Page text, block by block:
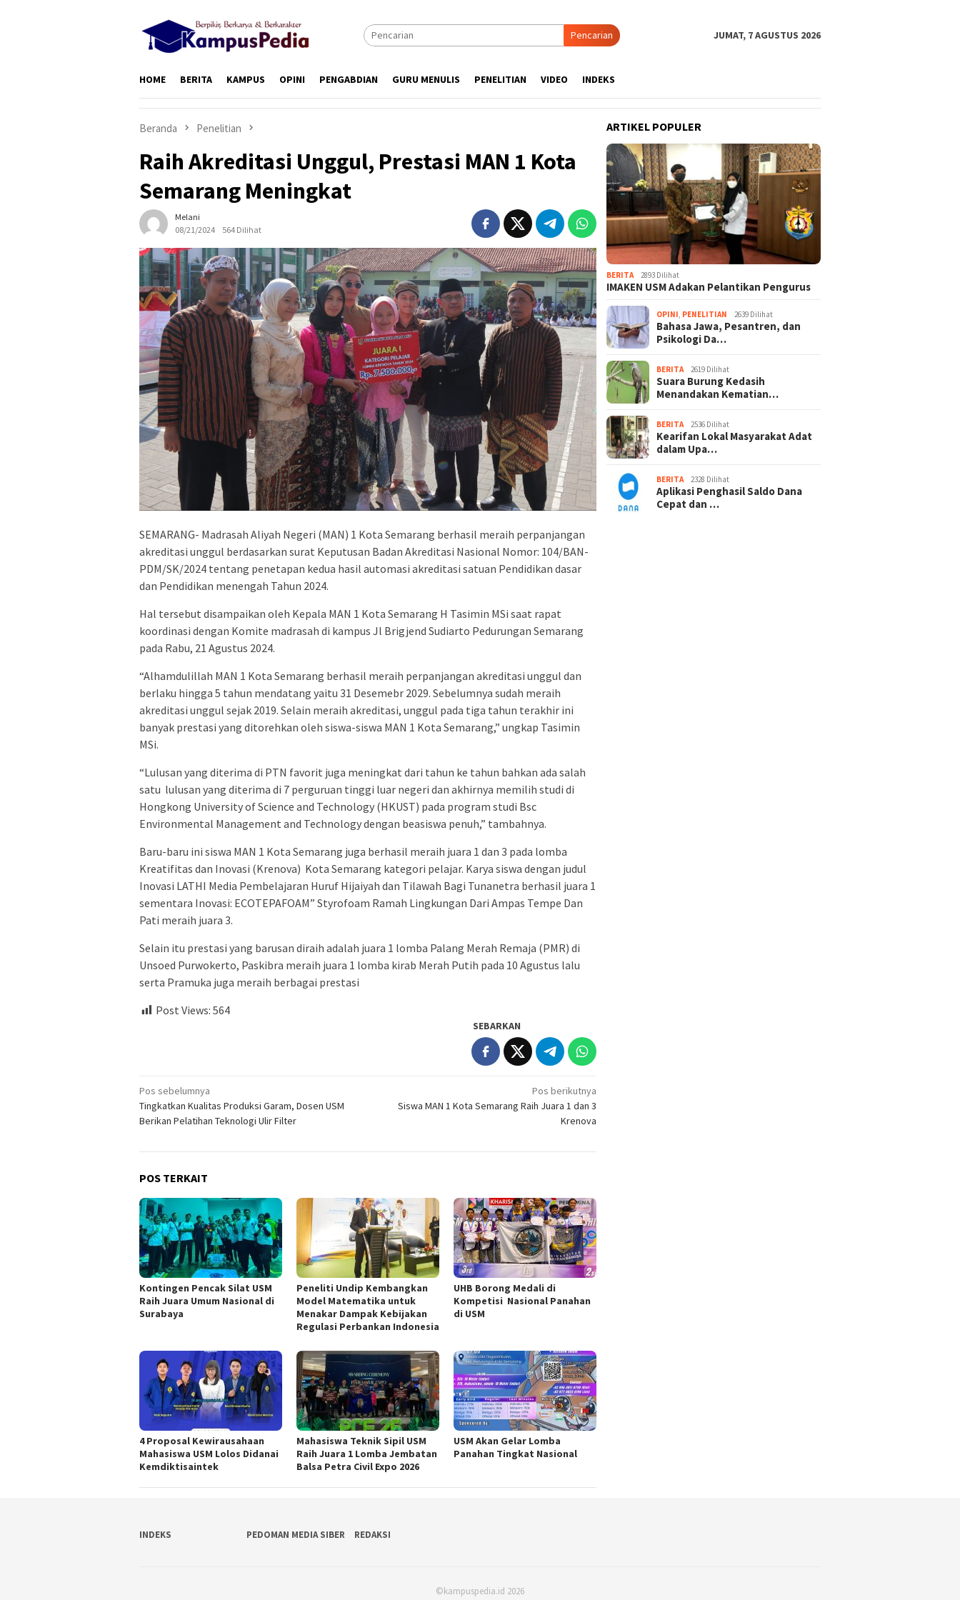
Pencarian JUMAT, 7 AGUSTUS 2026
HOME BERITA KAMPUS OPINI PENGABDIAN GURU MENULIS PENELITIAN VIDEO INDEKS
Beranda Penelitian
Raih Akreditasi Unggul, Prestasi MAN 1 Kota
Semarang Meningkat
Melani
08/21/2024
564 Dilihat
SEMARANG- Madrasah Aliyah Negeri (MAN) 1 Kota Semarang berhasil meraih perpanjangan
akreditasi unggul berdasarkan surat Keputusan Badan Akreditasi Nasional Nomor: 104/BAN-
PDM/SK/2024 tentang penetapan kedua hasil automasi akreditasi satuan Pendidikan dasar
dan Pendidikan menengah Tahun 2024.
Hal tersebut disampaikan oleh Kepala MAN 1 Kota Semarang H Tasimin MSi saat rapat
koordinasi dengan Komite madrasah di kampus Jl Brigjend Sudiarto Pedurungan Semarang
pada Rabu, 21 Agustus 2024.
“Alhamdulillah MAN 1 Kota Semarang berhasil meraih perpanjangan akreditasi unggul dan
berlaku hingga 5 tahun mendatang yaitu 31 Desemebr 2029. Sebelumnya sudah meraih
akreditasi unggul sejak 2019. Selain meraih akreditasi, unggul pada tiga tahun terakhir ini
banyak prestasi yang ditorehkan oleh siswa-siswa MAN 1 Kota Semarang,” ungkap Tasimin
MSi.
“Lulusan yang diterima di PTN favorit juga meningkat dari tahun ke tahun bahkan ada salah
satu lulusan yang diterima di 7 perguruan tinggi luar negeri dan akhirnya memilih studi di
Hongkong University of Science and Technology (HKUST) pada program studi Bsc
Environmental Management and Technology dengan beasiswa penuh,” tambahnya.
Baru-baru ini siswa MAN 1 Kota Semarang juga berhasil meraih juara 1 dan 3 pada lomba
Kreatifitas dan Inovasi (Krenova) Kota Semarang kategori pelajar. Karya siswa dengan judul
Inovasi LATHI Media Pembelajaran Huruf Hijaiyah dan Tilawah Bagi Tunanetra berhasil juara 1
sementara Inovasi: ECOTEPAFOAM” Styrofoam Ramah Lingkungan Dari Ampas Tempe Dan
Pati meraih juara 3.
Selain itu prestasi yang barusan diraih adalah juara 1 lomba Palang Merah Remaja (PMR) di
Unsoed Purwokerto, Paskibra meraih juara 1 lomba kirab Merah Putih pada 10 Agustus lalu
serta Pramuka juga meraih berbagai prestasi
Post Views: 564
SEBARKAN
Navigasi
pos
Pos sebelumnya
Tingkatkan Kualitas Produksi Garam, Dosen USM
Berikan Pelatihan Teknologi Ulir Filter
Pos berikutnya
Siswa MAN 1 Kota Semarang Raih Juara 1 dan 3
Krenova
POS TERKAIT
Kontingen Pencak Silat USM
Raih Juara Umum Nasional di
Surabaya
Peneliti Undip Kembangkan
Model Matematika untuk
Menakar Dampak Kebijakan
Regulasi Perbankan Indonesia
UHB Borong Medali di
Kompetisi Nasional Panahan
di USM
4 Proposal Kewirausahaan
Mahasiswa USM Lolos Didanai
Kemdiktisaintek
Mahasiswa Teknik Sipil USM
Raih Juara 1 Lomba Jembatan
Balsa Petra Civil Expo 2026
USM Akan Gelar Lomba
Panahan Tingkat Nasional
ARTIKEL POPULER
BERITA 2893 Dilihat
IMAKEN USM Adakan Pelantikan Pengurus
OPINI PENELITIAN 2639 Dilihat
Bahasa Jawa, Pesantren, dan
Psikologi Da…
BERITA 2619 Dilihat
Suara Burung Kedasih
Menandakan Kematian…
BERITA 2536 Dilihat
Kearifan Lokal Masyarakat Adat
dalam Upa…
BERITA 2328 Dilihat
Aplikasi Penghasil Saldo Dana
Cepat dan …
INDEKS PEDOMAN MEDIA SIBER REDAKSI
©kampuspedia.id 2026